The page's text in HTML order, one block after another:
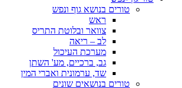
טורים בנושא גוף ונפש
ראש
צוואר ובלוטת התריס
לב – ריאה
מערכת העיכול
גב, ברכיים, מע' השתן
שד, ערמונית ואברי המין
טורים בנושאים שונים